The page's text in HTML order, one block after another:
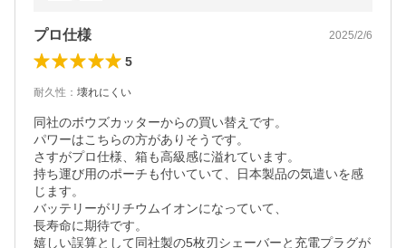
プロ仕様 2025/2/6
5
耐久性 ： 壊れにくい
同社のボウズカッターからの買い替えです。
パワーはこちらの方がありそうです。
さすがプロ仕様、箱も高級感に溢れています。
持ち運び用のポーチも付いていて、日本製品の気遣いを感
じます。
バッテリーがリチウムイオンになっていて、
長寿命に期待です。
嬉しい誤算として同社製の5枚刃シェーバーと充電プラグが